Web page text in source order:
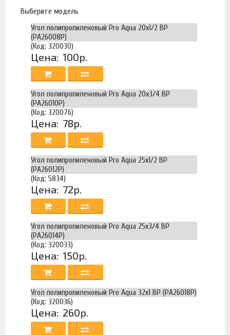
Выберите модель
Угол полипропиленовый Pro Aqua 20х1/2 ВР
(PA26008Р)
(Код: 320030)
Цена: 100р.
Угол полипропиленовый Pro Aqua 20х3/4 ВР
(PA26010Р)
(Код: 320076)
Цена: 78р.
Угол полипропиленовый Pro Aqua 25х1/2 ВР
(PA26012Р)
(Код: 5834)
Цена: 72р.
Угол полипропиленовый Pro Aqua 25х3/4 ВР
(PA26014Р)
(Код: 320033)
Цена: 150р.
Угол полипропиленовый Pro Aqua 32х1 ВР (PA26018Р)
(Код: 320036)
Цена: 260р.